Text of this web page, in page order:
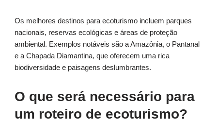
Os melhores destinos para ecoturismo incluem parques
nacionais, reservas ecológicas e áreas de proteção
ambiental. Exemplos notáveis são a Amazônia, o Pantanal
e a Chapada Diamantina, que oferecem uma rica
biodiversidade e paisagens deslumbrantes.
O que será necessário para
um roteiro de ecoturismo?